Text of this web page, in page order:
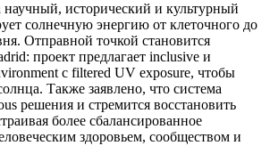
научный, исторический и культурный
солнечную энергию от клеточного до
Отправной точкой становится
проект предлагает inclusive и
с filtered UV exposure, чтобы
Также заявлено, что система
решения и стремится восстановить
более сбалансированное
здоровьем, сообществом и